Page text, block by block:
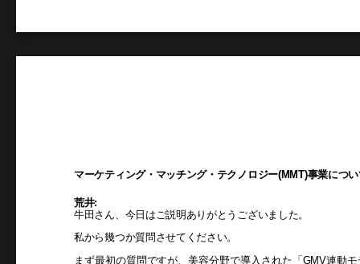
マーケティング・マッチング・テクノロジー(MMT)事業につ
荒井:
牛田さん、今日はご説明ありがとうございました。
私から幾つか質問させてください。
まず最初の質問ですが、美容分野で導入された「GMV連動